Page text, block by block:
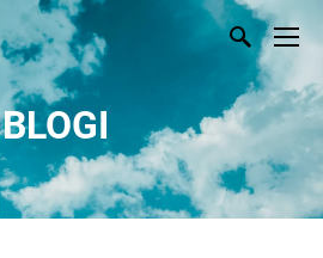
BLOGI